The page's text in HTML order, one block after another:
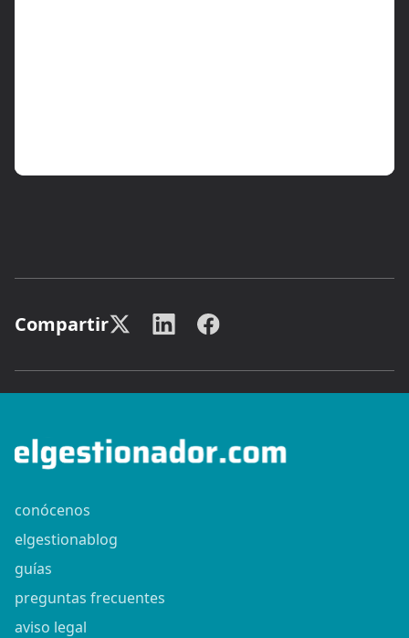
Compartir
conócenos
elgestionablog
guías
preguntas frecuentes
aviso legal